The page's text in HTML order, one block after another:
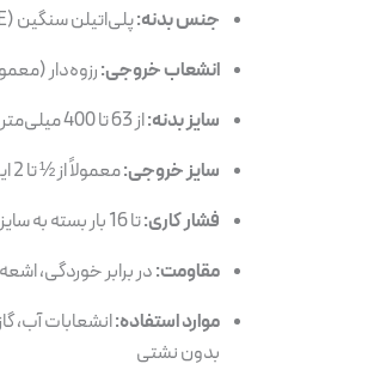
جنس بدنه:پلی‌اتیلن سنگین (HDPE) با استاندارد مخصوص جوش الکتروفیوژن
انشعاب خروجی:رزوه‌دار
سایز بدنه:از 63 تا 400 میلی‌متر (برای لوله اصلی)
سایز خروجی:معمولاً از ½ تا 2 اینچ (دنده‌ای)
فشار کاری:تا 16 بار بسته به سایز و استاندارد تولید
مقاومت:در برابر خوردگی، اشعه UV، ضربه، مواد شیمیایی و نشست زمین
موارد استفاده:انشعابات آب،
بدون نشتی